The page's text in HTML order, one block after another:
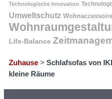
Technologische Innovation
Umweltschutz
Life-Balance
Zuhause > Schlafsofas von
kleine Räume